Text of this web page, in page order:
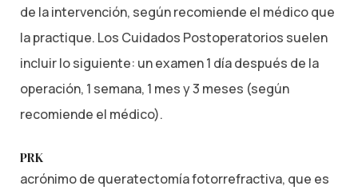
de la intervención, según recomiende el médico que
la practique. Los Cuidados Postoperatorios suelen
incluir lo siguiente: un examen 1 día después de la
operación, 1 semana, 1 mes y 3 meses (según
recomiende el médico).
PRK
acrónimo de queratectomía fotorrefractiva, que es